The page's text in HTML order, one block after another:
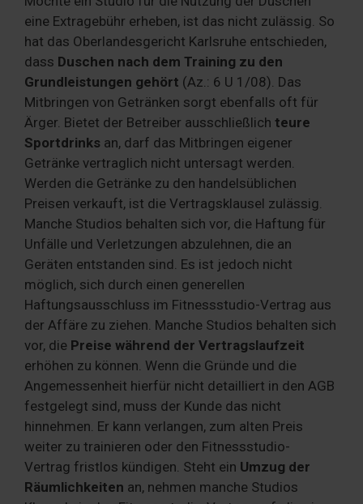
eine Extragebühr erheben, ist das nicht zulässig. So
hat das Oberlandesgericht Karlsruhe entschieden,
dass Duschen nach dem Training zu den
Grundleistungen gehört (Az.: 6 U 1/08). Das
Mitbringen von Getränken sorgt ebenfalls oft für
Ärger. Bietet der Betreiber ausschließlich teure
Sportdrinks an, darf das Mitbringen eigener
Getränke vertraglich nicht untersagt werden.
Werden die Getränke zu den handelsüblichen
Preisen verkauft, ist die Vertragsklausel zulässig.
Manche Studios behalten sich vor, die Haftung für
Unfälle und Verletzungen abzulehnen, die an
Geräten entstanden sind. Es ist jedoch nicht
möglich, sich durch einen generellen
Haftungsausschluss im Fitnessstudio-Vertrag aus
der Affäre zu ziehen. Manche Studios behalten sich
vor, die Preise während der Vertragslaufzeit
erhöhen zu können. Wenn die Gründe und die
Angemessenheit hierfür nicht detailliert in den AGB
festgelegt sind, muss der Kunde das nicht
hinnehmen. Er kann verlangen, zum alten Preis
weiter zu trainieren oder den Fitnessstudio-
Vertrag fristlos kündigen. Steht ein Umzug der
Räumlichkeiten an, nehmen manche Studios